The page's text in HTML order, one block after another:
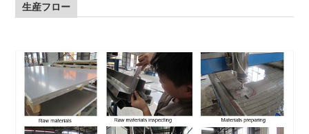
生産フロー